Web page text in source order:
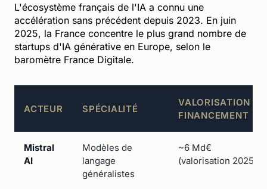
L'écosystème français de l'IA a connu une
accélération sans précédent depuis 2023. En juin
2025, la France concentre le plus grand nombre de
startups d'IA générative en Europe, selon le
baromètre France Digitale.
ACTEUR SPÉCIALITÉ
VALORISATION /
FINANCEMENT
Mistral
AI
Modèles de
langage
généralistes
~6 Md€
(valorisation 2025)